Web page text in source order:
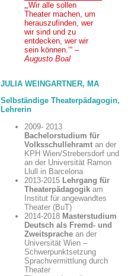
Wir alle sollen
Theater machen, um
herauszufinden, wer
wir sind und zu
entdecken, wer wir
sein können.
–
Augusto Boal
JULIA WEINGARTNER, MA
Selbständige Theaterpädagogin,
Lehrerin
2009- 2013
Bachelorstudium für
Volksschullehramtan der
KPH Wien/Strebersdorf und
an der Universität Ramon
Llull in Barcelona
2013-2015 Lehrgang für
Theaterpädagogikam
Institut für angewandtes
Theater (BuT)
2014-2018 Masterstudium
Deutsch als Fremd- und
Zweitsprachean der
Universität Wien –
Schwerpunktsetzung
Sprachvermittlung durch
Theater